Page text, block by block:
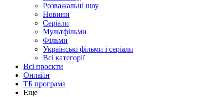
Розважальні шоу
Новини
Серіали
Мультфільми
Фільми
Українські фільми і серіали
Всі категорії
Всі проєкти
Онлайн
ТБ програма
Еще